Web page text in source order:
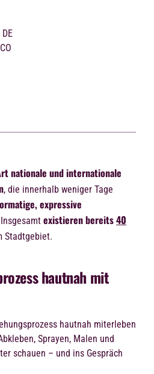
nationale und internationale
, die innerhalb weniger Tage
expressive
existieren bereits40
Stadtgebiet.
hautnah mit
hautnah miterleben
Sprayen, Malen und
schauen – und ins Gespräch